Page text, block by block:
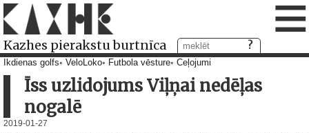
Kazhes pierakstu burtnīca ≡
Ikdienas golfs VeloLoko Futbola vēsture Ceļojumi
Īss uzlidojums Viļņai nedēļas
nogalē
2019-01-27